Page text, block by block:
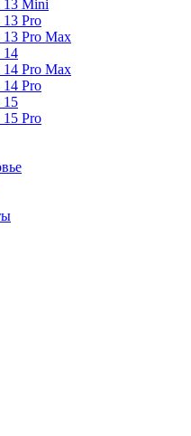
13 Mini
Pro
Pro Max
14
Pro Max
Pro
15
Pro